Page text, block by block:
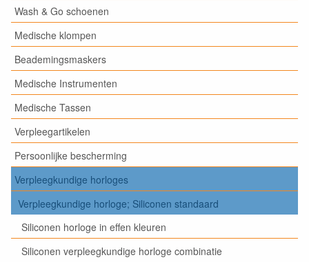
Wash & Go schoenen
Medische klompen
Beademingsmaskers
Medische Instrumenten
Medische Tassen
Verpleegartikelen
Persoonlijke bescherming
Verpleegkundige horloges
Verpleegkundige horloge; Siliconen standaard
Siliconen horloge in effen kleuren
Siliconen verpleegkundige horloge combinatie